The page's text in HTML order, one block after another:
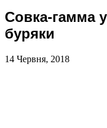
Совка-гамма
буряки
14 Червня, 2018